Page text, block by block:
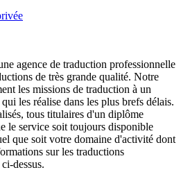
agence de traduction professionnelle
de très grande qualité. Notre
les missions de traduction à un
les réalise dans les plus brefs délais.
tous titulaires d'un diplôme
le service soit toujours disponible
que soit votre domaine d'activité dont
sur les traductions
dessus.